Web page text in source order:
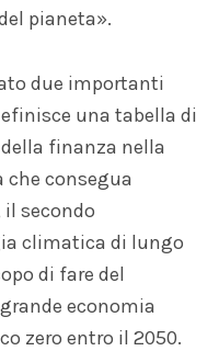
pianeta».
due importanti
una tabella di
finanza nella
che consegua
secondo
climatica di lungo
di fare del
economia
zero entro il 2050.